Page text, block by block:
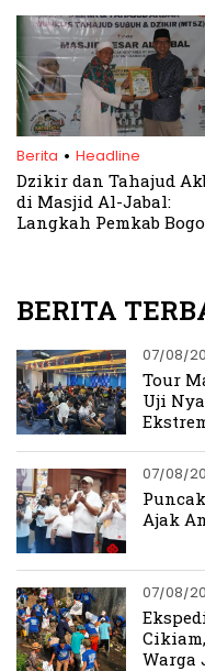
Berita . Headline
Dzikir dan Tahajud
di Masjid Al-Jabal:
Langkah Pemkab
BERITA
07/08/
Tour
Uji
07/08/
Ajak
07/08/
Warga